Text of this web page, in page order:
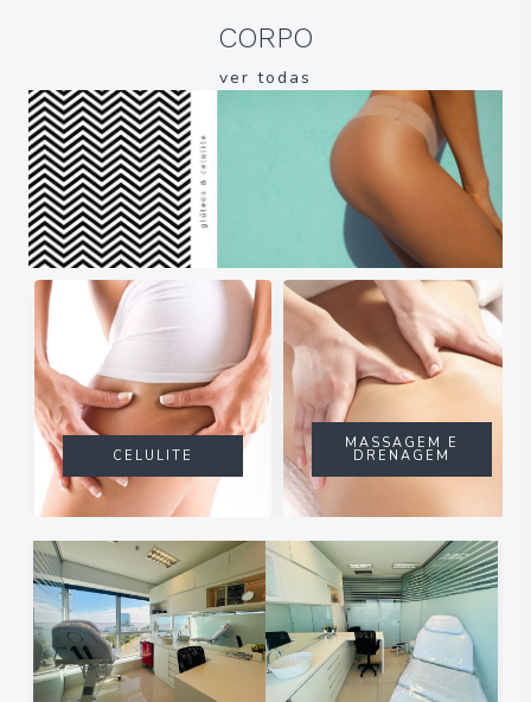
CORPO
ver todas
CELULITE
MASSAGEM E
DRENAGEM